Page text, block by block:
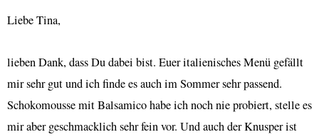
Liebe Tina,
lieben Dank, dass Du dabei bist. Euer italienisches Menü gefällt
mir sehr gut und ich finde es auch im Sommer sehr passend.
Schokomousse mit Balsamico habe ich noch nie probiert, stelle es
mir aber geschmacklich sehr fein vor. Und auch der Knusper ist